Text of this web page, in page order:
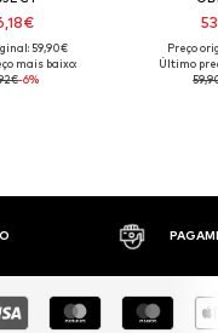
59,90€
mais baixo:
-6%
Preço
Último